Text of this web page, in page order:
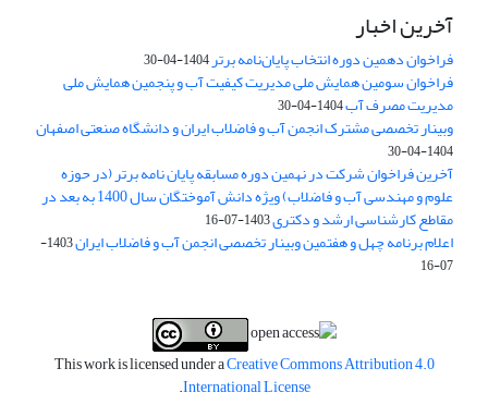
آخرین اخبار
فراخوان دهمین دوره انتخاب پایان‌نامه برتر1404-04-30
فراخوان سومین همایش ملی مدیریت کیفیت آب و پنجمین همایش ملی
مدیریت مصرف آب1404-04-30
وبینار تخصصی مشترک انجمن آب و فاضلاب ایران و دانشگاه صنعتی اصفهان
1404-04-30
آخرین فراخوان شرکت در نهمین دوره مسابقه پایان نامه برتر (در حوزه
علوم و مهندسی آب و فاضلاب) ویژه دانش آموختگان سال 1400 به بعد در
مقاطع کارشناسی ارشد و دکتری1403-07-16
اعلام برنامه چهل و هفتمین وبینار تخصصی انجمن آب و فاضلاب ایران
1403-
07-16
This work is licensed under aCreative Commons Attribution 4.0
International License
.